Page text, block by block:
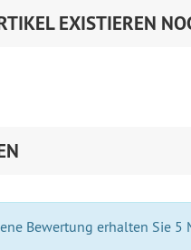
EXISTIEREN
Bewertung erhalten Sie 5